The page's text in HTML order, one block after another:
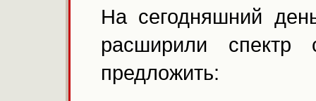
На сегодняшний
расширили
предложить: